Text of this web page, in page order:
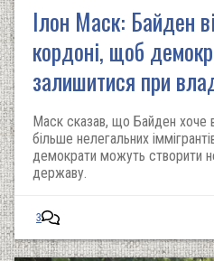
Ілон Маск: Байден
кордоні, щоб
залишитися при
Маск сказав, що Байден хоче
більше нелегальних
демократи можуть створити
державу.
3